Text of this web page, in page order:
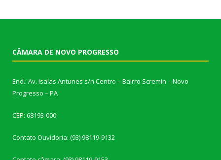
CÂMARA DE NOVO PROGRESSO
End.: Av. Isaías Antunes s/n Centro – Bairro Scremin – Novo
Progresso – PA
CEP: 68193-000
Contato Ouvidoria: (93) 98119-9132